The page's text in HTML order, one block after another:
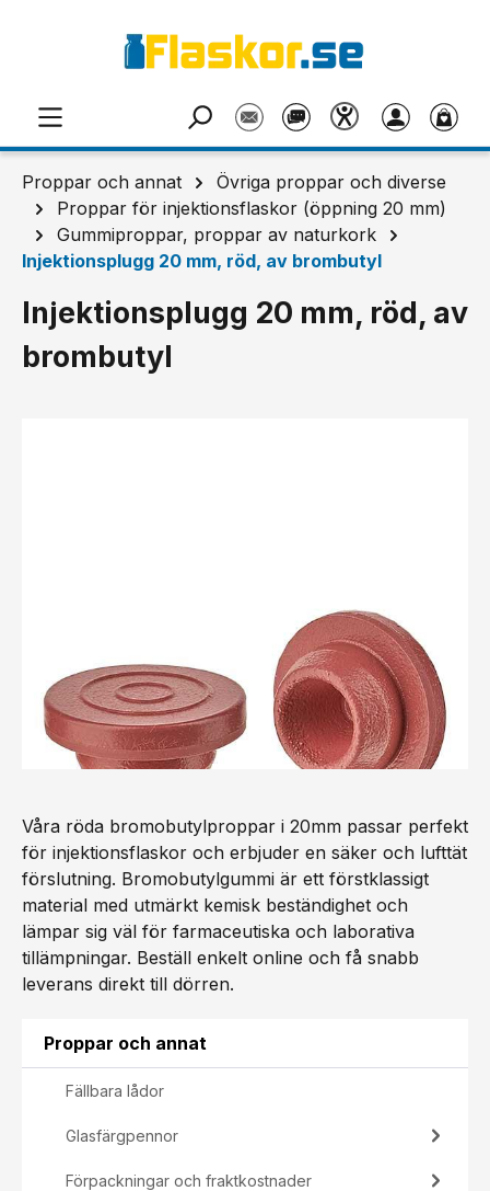
Proppar och annat
Övriga proppar och diverse
Proppar för injektionsflaskor (öppning 20 mm)
Gummiproppar, proppar av naturkork
Injektionsplugg 20 mm, röd, av brombutyl
Injektionsplugg 20 mm, röd, av
brombutyl
Våra röda bromobutylproppar i 20mm passar perfekt
för injektionsflaskor och erbjuder en säker och lufttät
förslutning. Bromobutylgummi är ett förstklassigt
material med utmärkt kemisk beständighet och
lämpar sig väl för farmaceutiska och laborativa
tillämpningar. Beställ enkelt online och få snabb
leverans direkt till dörren.
Proppar och annat
Fällbara lådor
Glasfärgpennor
Förpackningar och fraktkostnader